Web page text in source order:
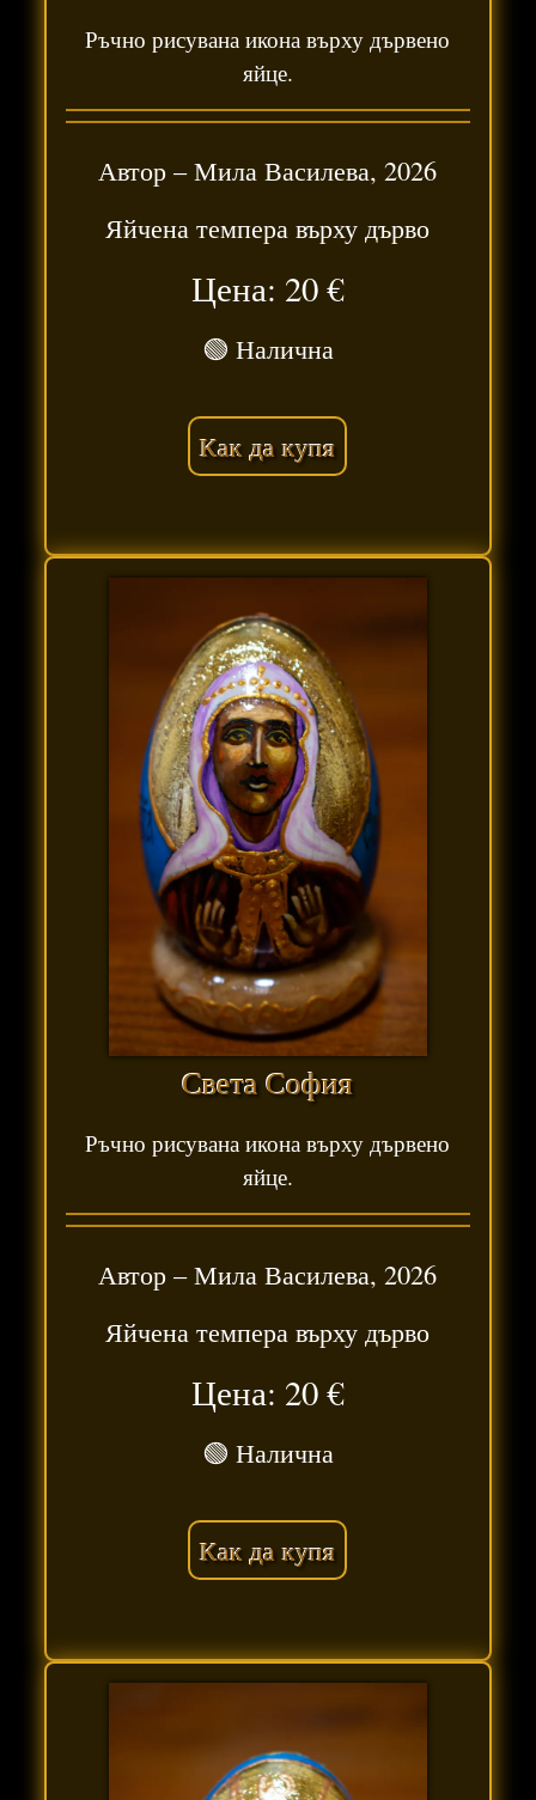
Ръчно рисувана икона върху дървено
яйце.
Автор –Мила Василева,2026
Яйчена темпера върху дърво
Цена: 20€
🟢 Налична
Как да купя
Света София
Ръчно рисувана икона върху дървено
яйце.
Автор –Мила Василева,2026
Яйчена темпера върху дърво
Цена: 20€
🟢 Налична
Как да купя